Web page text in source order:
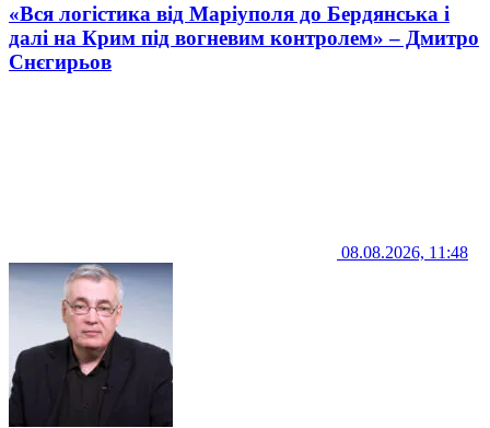
«Вся логістика від Маріуполя до Бердянська і
далі на Крим під вогневим контролем» – Дмитро
Снєгирьов
08.08.2026, 11:48